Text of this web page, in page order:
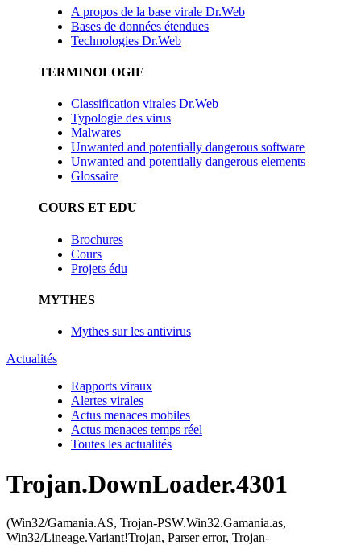
A propos de la base virale Dr.Web
Bases de données étendues
Technologies Dr.Web
TERMINOLOGIE
Classification virales Dr.Web
Typologie des virus
Malwares
Unwanted and potentially dangerous software
Unwanted and potentially dangerous elements
Glossaire
COURS ET EDU
Brochures
Cours
Projets édu
MYTHES
Mythes sur les antivirus
Actualités
Rapports viraux
Alertes virales
Actus menaces mobiles
Actus menaces temps réel
Toutes les actualités
Trojan.DownLoader.4301
(Win32/Gamania.AS, Trojan-PSW.Win32.Gamania.as,
Win32/Lineage.Variant!Trojan, Parser error, Trojan-